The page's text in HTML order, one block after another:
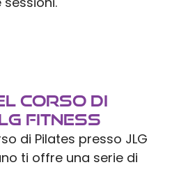
Corso di
Fitness
di Pilates presso JLG
ti offre una serie di